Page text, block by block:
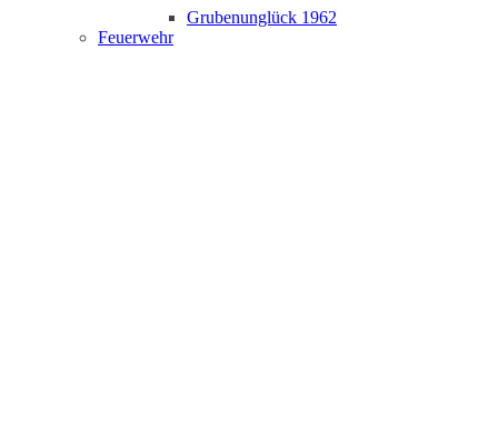
Grubenunglück 1962
Feuerwehr